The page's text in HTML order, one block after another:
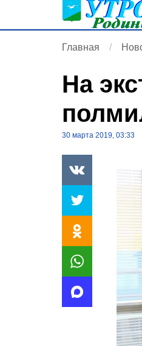
Главная
На
30 марта 2019, 03:33